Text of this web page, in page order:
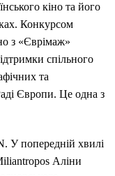
кіно та його
Конкурсом
з «Єврімаж»
спільного
та
Європи. Це одна з
У попередній хвилі
Аліни